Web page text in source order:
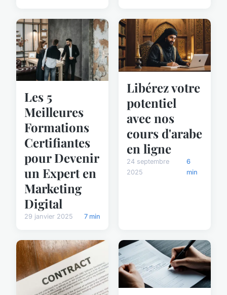
Les 5
Meilleures
Formations
Certifiantes
pour Devenir
un Expert en
Marketing
Digital
29 janvier 2025 7 min
Libérez votre
potentiel
avec nos
cours d'arabe
en ligne
24 septembre
2025
6
min